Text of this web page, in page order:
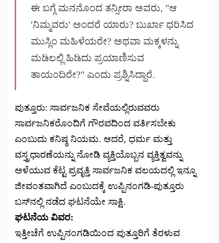
ಈ ಬಗ್ಗೆ ಮನನೊಂದ ತನ್ಸೀರಾ ಅವರು, "ಆ
'ನಿಮ್ಮವರು' ಅಂದರೆ ಯಾರು? ಬುರ್ಖಾ ಧರಿಸಿದ
ಮುಸ್ಲಿಂ ಮಹಿಳೆಯರೇ? ಅಥವಾ ಮಕ್ಕಳನ್ನು
ಮಡಿಲಲ್ಲಿ ಹಿಡಿದು ಪ್ರಯಾಣಿಸುವ
ತಾಯಂದಿರೇ?" ಎಂದು ಪ್ರಶ್ನಿಸಿದ್ದಾರೆ.
ಪುತ್ತೂರು: ಸಾರ್ವಜನಿಕ ಸೇವೆಯಲ್ಲಿರುವವರು
ಸಾರ್ವಜನಿಕರೊಂದಿಗೆ ಗೌರವದಿಂದ ವರ್ತಿಸಬೇಕು
ಎಂಬುದು ಕನಿಷ್ಠ ನಿಯಮ. ಆದರೆ, ಧರ್ಮ ಮತ್ತು
ವಸ್ತ್ರಧಾರಣೆಯನ್ನು ನೋಡಿ ವ್ಯಕ್ತಿಯೊಬ್ಬನ ವ್ಯಕ್ತಿತ್ವವನ್ನು
ಅಳೆಯುವ ಕೆಟ್ಟ ಪ್ರವೃತ್ತಿ ಸಾರ್ವಜನಿಕ ವಲಯದಲ್ಲಿ ಇನ್ನೂ
ಜೀವಂತವಾಗಿದೆ ಎಂಬುದಕ್ಕೆ ಉಪ್ಪಿನಂಗಡಿ-ಪುತ್ತೂರು
ಬಸ್‌ನಲ್ಲಿ ನಡೆದ ಘಟನೆಯೇ ಸಾಕ್ಷಿ.
ಘಟನೆಯ ವಿವರ:
ಇತ್ತೀಚೆಗೆ ಉಪ್ಪಿನಂಗಡಿಯಿಂದ ಪುತ್ತೂರಿಗೆ ತೆರಳುವ